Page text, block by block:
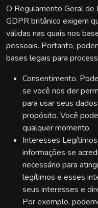
O Regulamento Geral
GDPR britânico exigem
válidas nas quais nos
pessoais. Portanto,
bases legais para
Consentimento.
se você nos der
para usar seus
propósito. Você
qualquer momento.
Interesses
informações se
necessário para
legítimos e esses
seus interesses e
Por exemplo,